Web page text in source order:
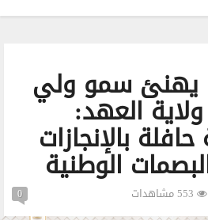
يهنئ سمو ولي
العهد:
بالإنجازات
الوطنية
0